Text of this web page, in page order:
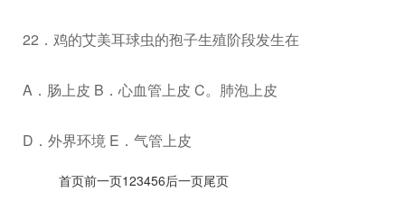
22．鸡的艾美耳球虫的孢子生殖阶段发生在
A．肠上皮 B．心血管上皮 C。肺泡上皮
D．外界环境 E．气管上皮
首页前一页123456后一页尾页